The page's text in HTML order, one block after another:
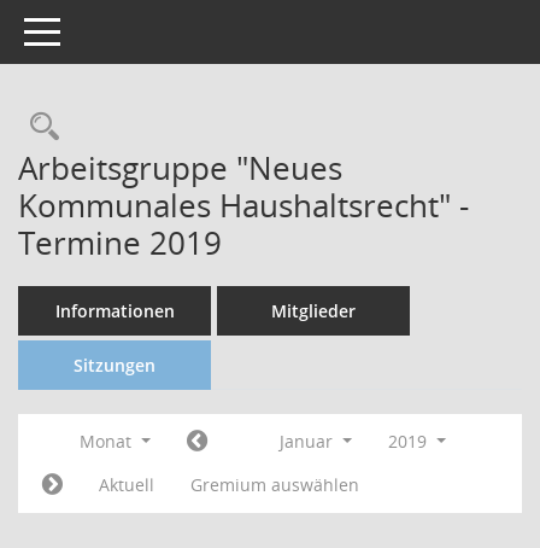
Toggle navigation
Arbeitsgruppe "Neues
Kommunales Haushaltsrecht" -
Termine 2019
Informationen Mitglieder
Sitzungen
Monat Januar
2019
Aktuell
Gremium auswählen